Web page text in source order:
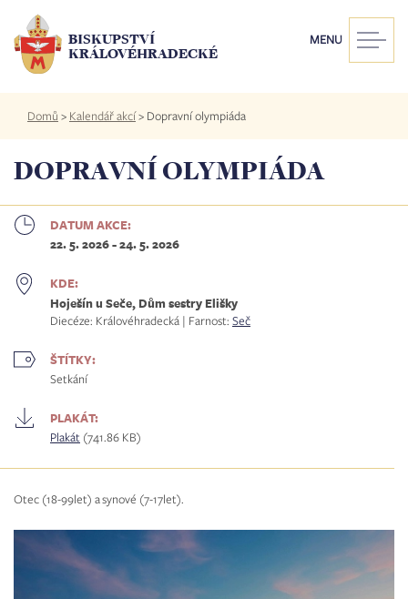
hlavnímu
obsahu
BISKUPSTVÍ
KRÁLOVÉHRADECKÉ
MENU
Drobečková
navigace
Domů > Kalendář akcí> Dopravní olympiáda
DOPRAVNÍ OLYMPIÁDA
DATUM AKCE:
22. 5. 2026-24. 5. 2026
KDE:
Hoješín u Seče, Dům sestry Elišky
Diecéze: Královéhradecká | Farnost: Seč
ŠTÍTKY:
Setkání
PLAKÁT:
Plakát (741.86 KB)
Otec (18-99let) a synové (7-17let).